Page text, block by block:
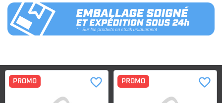
PROMO favorite_border PROMO favorite_border